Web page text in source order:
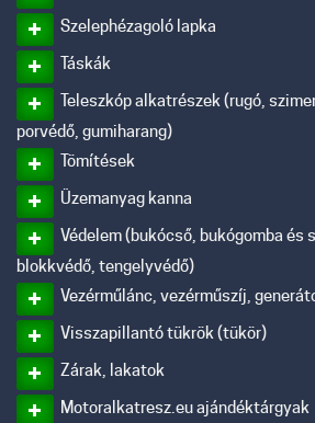
Szelephézagoló lapka
Táskák
Teleszkóp alkatrészek (rugó,
porvédő, gumiharang)
Tömítések
Üzemanyag kanna
Védelem (bukócső, bukógomba és
blokkvédő, tengelyvédő)
Vezérműlánc, vezérműszíj,
Visszapillantó tükrök (tükör)
Zárak, lakatok
Motoralkatresz.eu ajándéktárgyak